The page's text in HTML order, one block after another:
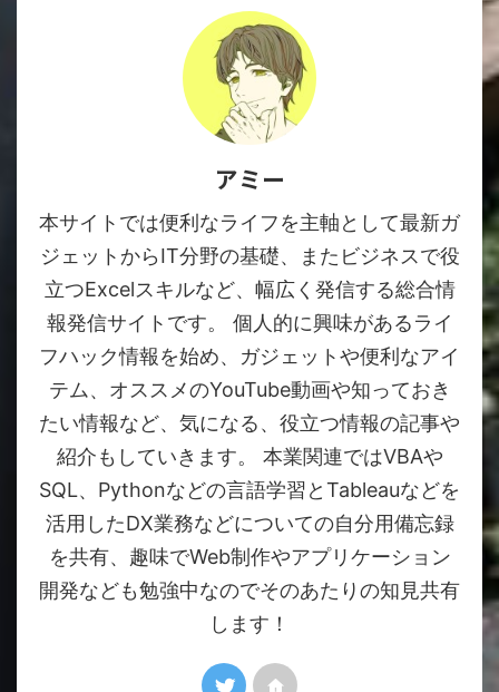
アミー
本サイトでは便利なライフを主軸として最新ガ
ジェットからIT分野の基礎、またビジネスで役
立つExcelスキルなど、幅広く発信する総合情
報発信サイトです。 個人的に興味があるライ
フハック情報を始め、ガジェットや便利なアイ
テム、オススメのYouTube動画や知っておき
たい情報など、気になる、役立つ情報の記事や
紹介もしていきます。 本業関連ではVBAや
SQL、Pythonなどの言語学習とTableauなどを
活用したDX業務などについての自分用備忘録
を共有、趣味でWeb制作やアプリケーション
開発なども勉強中なのでそのあたりの知見共有
します！